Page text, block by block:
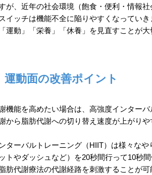
が、近年の社会環境（飽食・便利・情報
イッチは機能不全に陥りやすくなってい
運動」「栄養」「休養」を見直すことが大
運動面の改善ポイント
機能を高めたい場合は、高強度インター
から脂肪代謝への切り替え速度が上がりや
ターバルトレーニング（HIIT）は様々な
ットやダッシュなど）を20秒間行って10秒
肪代謝療法の代謝経路を刺激することが可